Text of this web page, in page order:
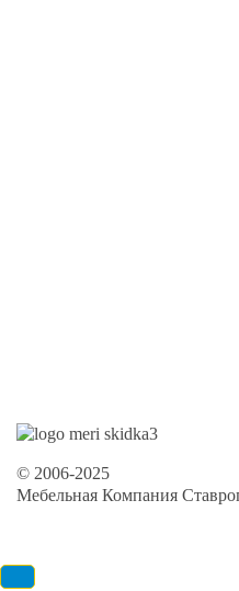
© 2006-2025
Мебельная Компания